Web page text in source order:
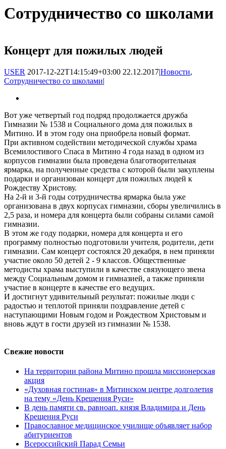
Сотрудничество со школами
Концерт для пожилых людей
USER 2017-12-22T14:15:49+03:00 22.12.2017|Новости,
Сотрудничество со школами|
Вот уже четвертый год подряд продолжается дружба
Гимназии № 1538 и Социального дома для пожилых в
Митино. И в этом году она приобрела новый формат.
При активном содействии методической службы храма
Всемилостивого Спаса в Митино 4 года назад в одном из
корпусов гимназии была проведена благотворительная
ярмарка, на полученные средства с которой были закуплены
подарки и организован концерт для пожилых людей к
Рождеству Христову.
На 2-й и 3-й годы сотрудничества ярмарка была уже
организована в двух корпусах гимназии, сборы увеличились в
2,5 раза, и номера для концерта были собраны силами самой
гимназии.
В этом же году подарки, номера для концерта и его
программу полностью подготовили учителя, родители, дети
гимназии. Сам концерт состоялся 20 декабря, в нем приняли
участие около 50 детей 2 - 9 классов. Общественные
методисты храма выступили в качестве связующего звена
между Социальным домом и гимназией, а также приняли
участие в концерте в качестве его ведущих.
И достигнут удивительный результат: пожилые люди с
радостью и теплотой приняли поздравление детей с
наступающими Новым годом и Рождеством Христовым и
вновь ждут в гости друзей из гимназии № 1538.
Свежие новости
На территории района Митино прошла миссионерская
акция
«Духовная гостиная» в Митинском центре долголетия
на тему «День Крещения Руси»
В день памяти св. равноап. князя Владимира и День
Крещения Руси
Православное медицинское училище объявляет набор
абитуриентов
Всероссийский Парад Семьи